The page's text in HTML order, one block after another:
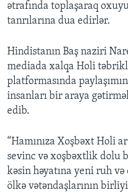
ətrafında toplaşaraq
tanrılarına dua edirlər.
Hindistanın Baş naziri
mediada xalqa Holi
platformasında
insanları bir araya
edib.
“Hamınıza Xoşbəxt Holi
sevinc və xoşbəxtlik dolu
kəsin həyatına yeni ruh
ölkə vətəndaşlarının